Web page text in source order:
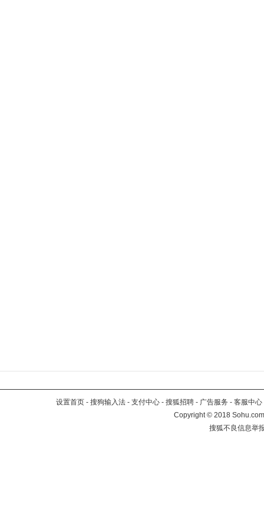
设置首页 - 搜狗输入法 - 支付中心 - 搜狐招聘 - 广告服务 - 客服中心
Copyright©2018
搜狐不良信息举